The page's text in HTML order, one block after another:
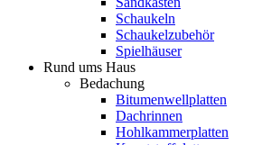
Schaukeln
Schaukelzubehör
Spielhäuser
Rund ums Haus
Bedachung
Bitumenwellplatten
Dachrinnen
Hohlkammerplatten